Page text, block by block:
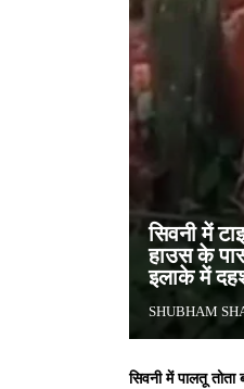
सिवनी में
हाउस के
इलाके में
SHUBHAM
सिवनी में पालतू